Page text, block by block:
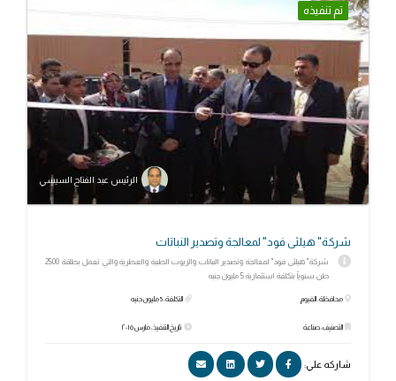
تم تنفيذه
الرئيس عبد الفتاح السيسي
شركة" هيلثى فود" لمعالجة وتصدير النباتات
شركة" هيلثى فود" لمعالجة وتصدير النباتات والزيوت الطبية والعطرية والتي تعمل بطاقة 2500
طن سنوياً بتكلفة استثمارية 5 مليون جنيه
محافظة: الفيوم
التصنيف: صناعة
التكلفة: 5 مليون جنيه
تاريخ التنفيذ: مارس ٢٠١٥
شاركه علي: